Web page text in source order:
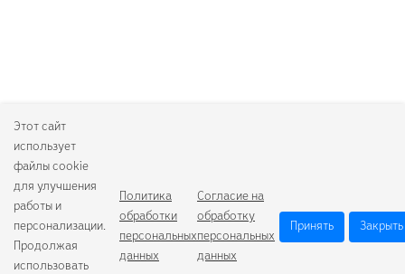
Этот сайт
использует
файлы cookie
для улучшения
работы и
персонализации.
Продолжая
использовать
Политика
обработки
персональных
данных
Согласие на
обработку
персональных
данных
Принять Закрыть